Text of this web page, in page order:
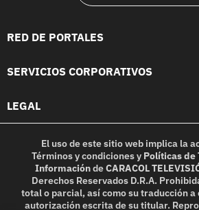
RED DE PORTALES
SERVICIOS CORPORATIVOS
LEGAL
El uso de este sitio web implica la
Términos y condicionesy Políticas de
InformacióndeCARACOL
Derechos Reservados D.R.A.
total o parcial, así como su traducción
autorización escrita de su titular.